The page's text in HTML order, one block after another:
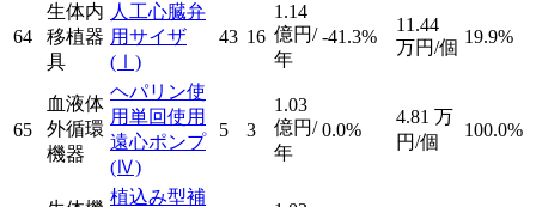
64
生体内
移植器
具
人工心臓弁
用サイザ
(Ⅰ)
43 16
1.14
億円/
年
-41.3%
11.44
万円/個
19.9%
65
血液体
外循環
機器
ヘパリン使
用単回使用
遠心ポンプ
(Ⅳ)
5 3
1.03
億円/
年
0.0%
4.81 万
円/個
100.0%
植込み型補